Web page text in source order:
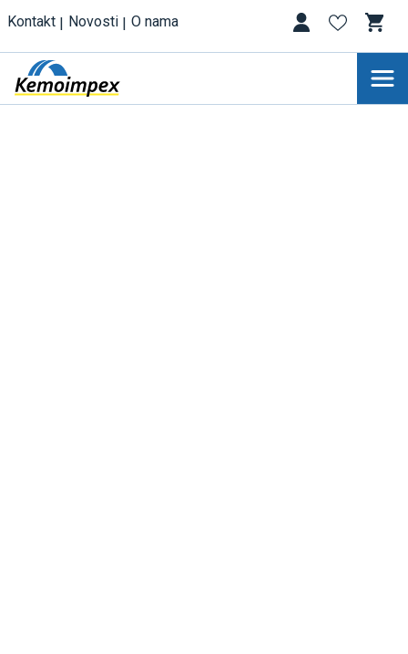
Kontakt Novosti O nama